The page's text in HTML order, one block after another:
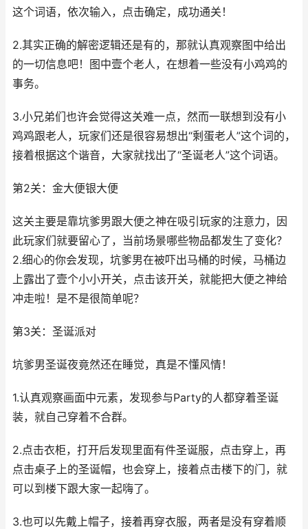
这个词语，依次输入，点击确定，成功通关！
2.其实正确的解密逻辑还是有的，那就认真观察图中给出
的一切信息吧！图中壹个老人，在想着一些没有小鸡鸡的
事务。
3.小兄弟们也许会觉得这关难一点，然而一联想到没有小
鸡鸡跟老人，玩家们还是很容易想出“剩蛋老人”这个词的，
接着根据这个谐音，大家就找出了“圣诞老人”这个词语。
第2关：金大便银大便
这关主要是靠坑爹男跟大便之神在吸引玩家的注意力，因
此玩家们就要留心了，当前场景哪些物品都发生了变化？
2.细心的你会发现，坑爹男在被吓出马桶的时候，马桶边
上露出了壹个小小开关，点击该开关，就能把大便之神给
冲走啦！是不是很简单呢？
第3关：圣诞派对
坑爹男圣诞夜竟然还在睡觉，真是不懂风情！
1.认真观察画面中元素，发现参与Party的人都穿着圣诞
装，就自己穿着不合群。
2.点击衣柜，打开后发现里面有件圣诞服，点击穿上，再
点击桌子上的圣诞帽，也会穿上，接着点击楼下的门，就
可以到楼下跟大家一起嗨了。
3.也可以先戴上帽子，接着再穿衣服，两者是没有穿着顺